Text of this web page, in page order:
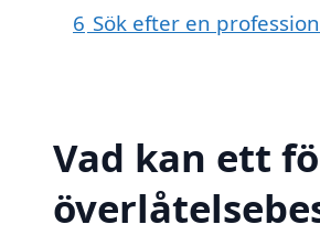
6 Sök efter en
Vad kan ett